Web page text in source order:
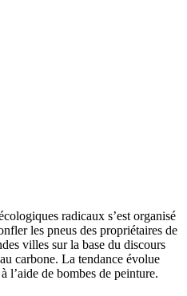
radicaux s’est organisé
les pneus des propriétaires de
villes sur la base du discours
carbone. La tendance évolue
l’aide de bombes de peinture.